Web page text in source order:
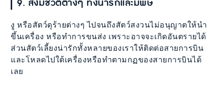
งู หรือสัตว์ดุร้ายต่างๆ ไปจนถึงสัตว์สงวนไม่อนุญาตให้นำ
ขึ้นเครื่อง หรือทำการขนส่ง เพราะอาจจะเกิดอันตรายได้
ส่วนสัตว์เลี้ยงน่ารักทั้งหลายของเราให้ติดต่อสายการบิน
และโหลดไปใต้เครื่องหรือทำตามกฏของสายการบินได้
เลย